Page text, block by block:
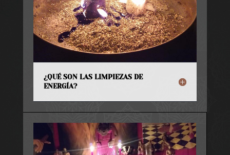
¿QUÉ SON LAS LIMPIEZAS DE
ENERGÍA?